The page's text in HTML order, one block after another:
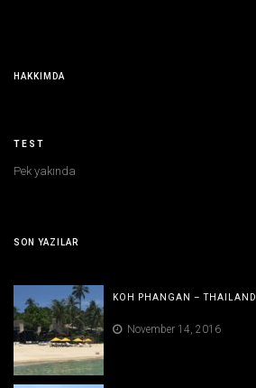
HAKKIMDA
TEST
Pek yakında
SON YAZILAR
KOH PHANGAN – THAILAND
November 14, 2016